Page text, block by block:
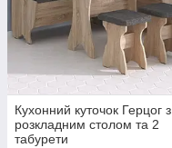
Кухонний куточок Герцог з
розкладним столом та 2
табурети